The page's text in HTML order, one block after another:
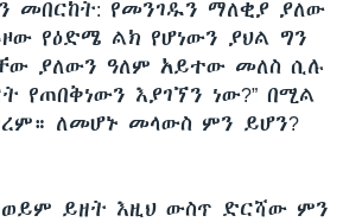
መበርከት: የመንገዱን ማለቂያ ያለው
የዕድሜ ልክ የሆነውን ያህል ግን
ያለውን ዓለም አይተው መለስ ሲሉ
የጠበቅነውን እያገኘን ነው?” በሚል
ለመሆኑ መላውስ ምን ይሆን?
ይዘት እዚህ ውስጥ ድርሻው ምን